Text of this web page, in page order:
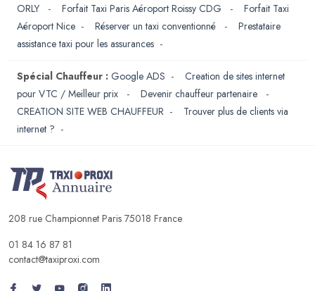
ORLY
- Forfait Taxi Paris Aéroport Roissy CDG - Forfait Taxi
Aéroport Nice - Réserver un taxi conventionné - Prestataire
assistance taxi pour les assurances -
Spécial Chauffeur : Google ADS - Creation de sites internet
pour VTC / Meilleur prix
- Devenir chauffeur partenaire
-
CREATION SITE WEB CHAUFFEUR - Trouver plus de clients via
internet ? -
208 rue Championnet Paris 75018 France
01 84 16 87 81
contact@taxiproxi.com